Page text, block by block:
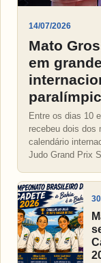
14/07/2026
Mato
em
Entre os dias 10
recebeu dois dos
calendário
Judo Grand Prix